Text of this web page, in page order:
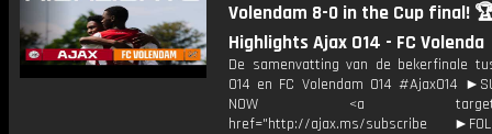
Volendam 8-0 in the Cup final!
Highlights Ajax O14 - FC Volenda
De samenvatting van de bekerfinale
O14 en FC Volendam O14 #AjaxO14
NOW <a
href="http://ajax.ms/subscribe